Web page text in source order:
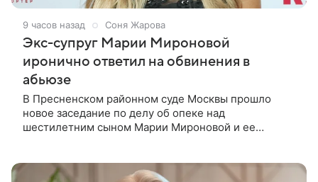
9 часов назад Соня Жарова
Экс-супруг Марии Мироновой
иронично ответил на обвинения в
абьюзе
В Пресненском районном суде Москвы прошло
новое заседание по делу об опеке над
шестилетним сыном Марии Мироновой и ее